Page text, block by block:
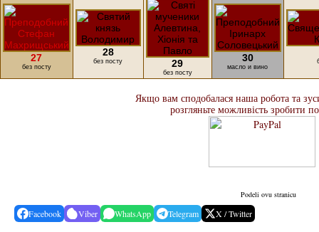
27
без посту
28
без посту 29
без посту
30
масло и вино
Якщо вам сподобалася наша робота та
розгляньте можливість зробити
Podeli ovu stranicu
Facebook Viber WhatsApp Telegram X / Twitter